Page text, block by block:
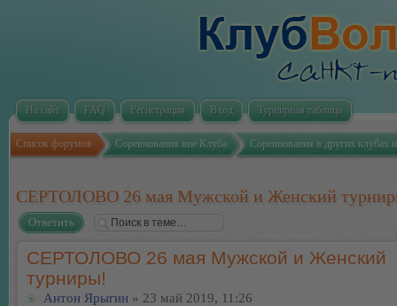
На сайт FAQ Регистрация Вход Турнирная таблица
Список форумов Соревнования вне Клуба Соревнования в других клубах
СЕРТОЛОВО 26 мая Мужской и Женский
Ответить
СЕРТОЛОВО 26 мая Мужской и Женский
турниры!
Антон Ярыгин » 23 май 2019, 11:26